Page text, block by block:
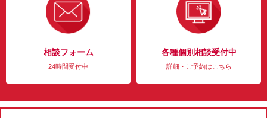
相談フォーム
24時間受付中
各種個別相談受付中
詳細・ご予約はこちら